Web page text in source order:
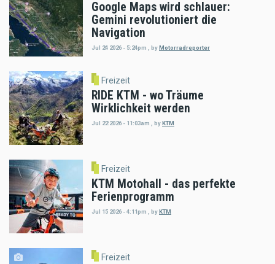
Google Maps wird schlauer:
Gemini revolutioniert die
Navigation
Jul 24 2026 - 5:24pm , byMotorradreporter
Freizeit
RIDE KTM - wo Träume
Wirklichkeit werden
Jul 22 2026 - 11:03am byKTM
Freizeit
KTM Motohall - das perfekte
Ferienprogramm
Jul 15 2026 - 4:11pm byKTM
Freizeit